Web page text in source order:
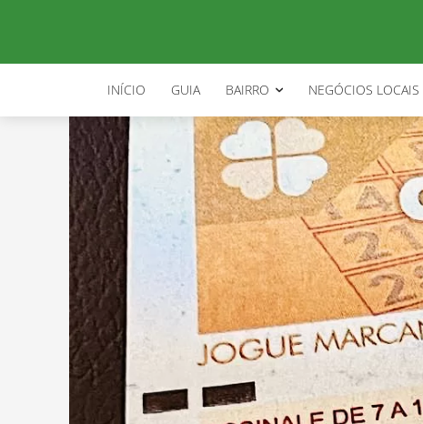
INÍCIO GUIA BAIRRO NEGÓCIOS LOCAIS